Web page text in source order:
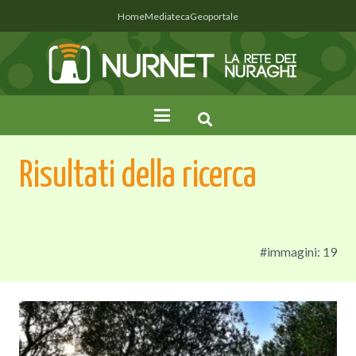
HomeMediatecaGeoportale
Risultati della ricerca
#immagini: 19